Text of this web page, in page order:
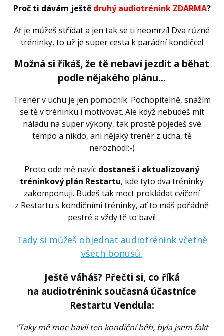
Proč ti dávám ještě druhý audiotrénink ZDARMA?
Ať je můžeš střídat a jen tak se ti neomrzí! Dva různé
tréninky, to už je super cesta k parádní kondičce!
Možná si říkáš, že tě nebaví jezdit a běhat
podle nějakého plánu...
Trenér v uchu je jen pomocník. Pochopitelně, snažím
se tě v tréninku i motivovat. Ale když nebudeš mít
náladu na super výkony, tak prostě pojedeš své
tempo a nikdo, ani nějaký trenér z ucha, tě
nerozhodí:-)
Proto ode mě navíc dostaneš i aktualizovaný
tréninkový plán Restartu, kde tyto dva tréninky
zakomponuji. Budeš tak moct prokládat cvičení
z Restartu s kondičními tréninky, ať to máš pořádně
pestré a vždy tě to baví!
Tady si můžeš objednat audiotrénink včetně
všech bonusů.
Ještě váháš? Přečti si, co říká
na audiotrénink současná účastníce
Restartu Vendula:
"Taky mě moc bavil ten kondiční běh, byla jsem fakt